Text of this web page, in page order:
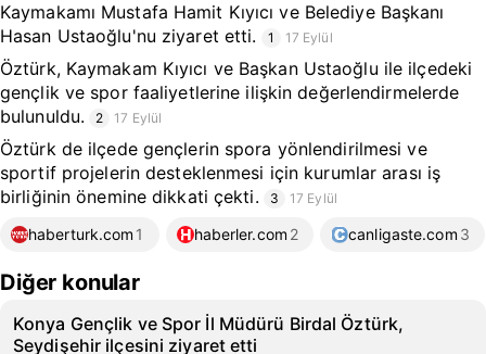
Kaymakamı Mustafa Hamit Kıyıcı ve Belediye Başkanı
Hasan Ustaoğlu'nu ziyaret etti.
1 17 Eylül
Öztürk, Kaymakam Kıyıcı ve Başkan Ustaoğlu ile ilçedeki
gençlik ve spor faaliyetlerine ilişkin değerlendirmelerde
bulunuldu.
2 17 Eylül
Öztürk de ilçede gençlerin spora yönlendirilmesi ve
sportif projelerin desteklenmesi için kurumlar arası iş
birliğinin önemine dikkati çekti.
3 17 Eylül
haberturk.com 1 haberler.com 2 canligaste.com 3
Diğer konular
Konya Gençlik ve Spor İl Müdürü Birdal Öztürk,
Seydişehir ilçesini ziyaret etti